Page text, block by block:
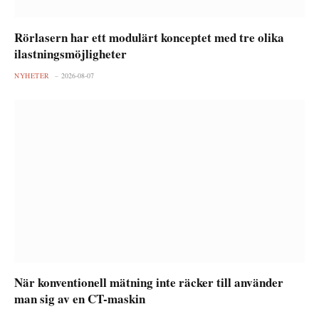
Rörlasern har ett modulärt konceptet med tre olika
ilastningsmöjligheter
NYHETER 2026-08-07
När konventionell mätning inte räcker till använder
man sig av en CT-maskin